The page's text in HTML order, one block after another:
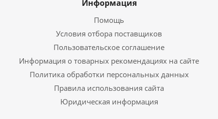
Информация
Помощь
Условия отбора поставщиков
Пользовательское соглашение
Информация о товарных рекомендациях на сайте
Политика обработки персональных данных
Правила использования сайта
Юридическая информация